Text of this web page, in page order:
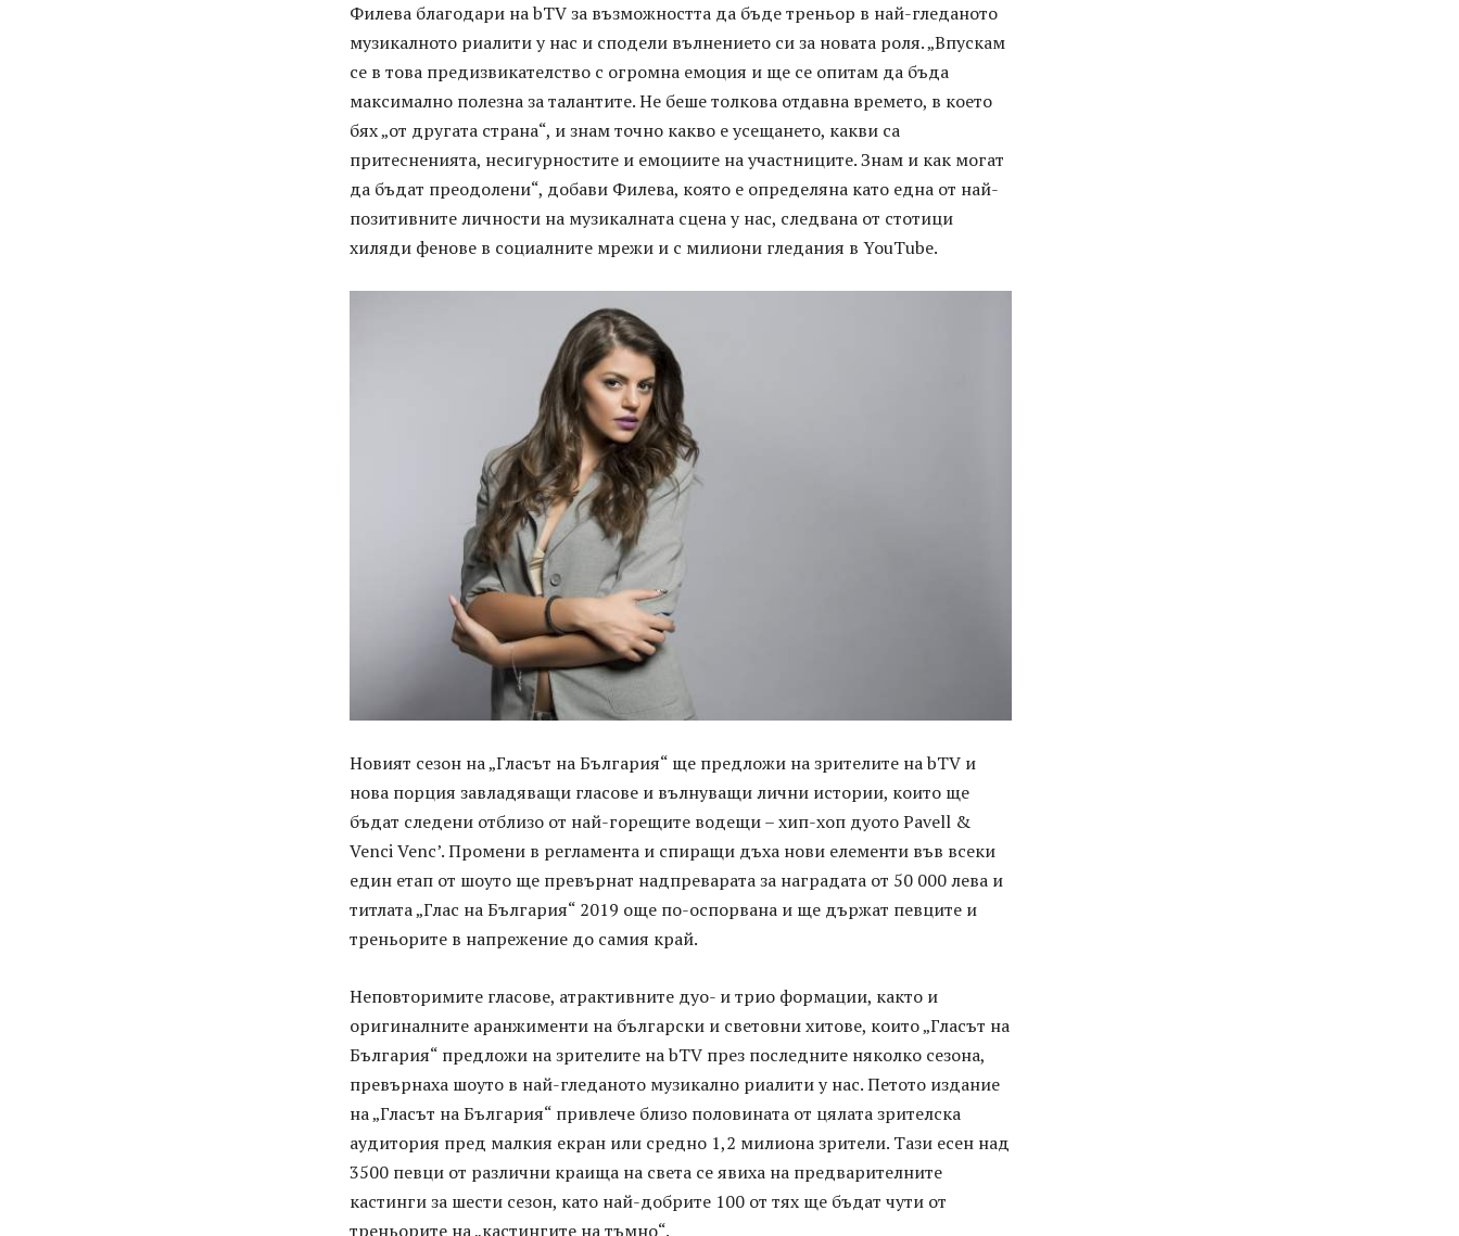
Филева благодари на bTV за възможността да бъде треньор в най-гледаното
музикалното риалити у нас и сподели вълнението си за новата роля. „Впускам
се в това предизвикателство с огромна емоция и ще се опитам да бъда
максимално полезна за талантите. Не беше толкова отдавна времето, в което
бях „от другата страна“, и знам точно какво е усещането, какви са
притесненията, несигурностите и емоциите на участниците. Знам и как могат
да бъдат преодолени“, добави Филева, която е определяна като една от най-
позитивните личности на музикалната сцена у нас, следвана от стотици
хиляди фенове в социалните мрежи и с милиони гледания в YouTube.
Новият сезон на „Гласът на България“ ще предложи на зрителите на bTV и
нова порция завладяващи гласове и вълнуващи лични истории, които ще
бъдат следени отблизо от най-горещите водещи – хип-хоп дуото Pavell &
Venci Venc’. Промени в регламента и спиращи дъха нови елементи във всеки
един етап от шоуто ще превърнат надпреварата за наградата от 50 000 лева и
титлата „Глас на България“ 2019 още по-оспорвана и ще държат певците и
треньорите в напрежение до самия край.
Неповторимите гласове, атрактивните дуо- и трио формации, както и
оригиналните аранжименти на български и световни хитове, които „Гласът на
България“ предложи на зрителите на bTV през последните няколко сезона,
превърнаха шоуто в най-гледаното музикално риалити у нас. Петото издание
на „Гласът на България“ привлече близо половината от цялата зрителска
аудитория пред малкия екран или средно 1,2 милиона зрители. Тази есен над
3500 певци от различни краища на света се явиха на предварителните
кастинги за шести сезон, като най-добрите 100 от тях ще бъдат чути от
треньорите на „кастингите на тъмно“.